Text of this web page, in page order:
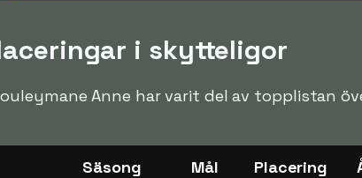
i skytteligor
Anne har varit del av topplistan
Säsong Mål Placering